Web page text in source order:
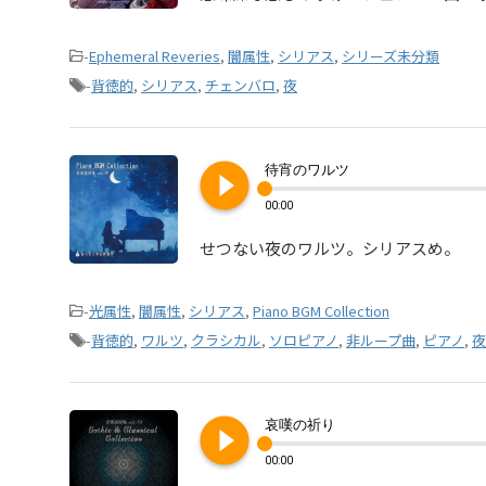
-Ephemeral Reveries, 闇属性, シリアス, シリーズ未分類
-背徳的, シリアス, チェンバロ, 夜
play_circle_filled 待宵のワルツ
00:00
せつない夜のワルツ。シリアスめ。
-光属性, 闇属性, シリアス, Piano BGM Collection
-背徳的, ワルツ, クラシカル, ソロピアノ, 非ループ曲, ピアノ, 夜
play_circle_filled 哀嘆の祈り
00:00